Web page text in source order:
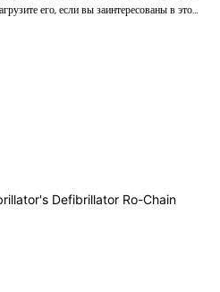
его, если вы заинтересованы в этом